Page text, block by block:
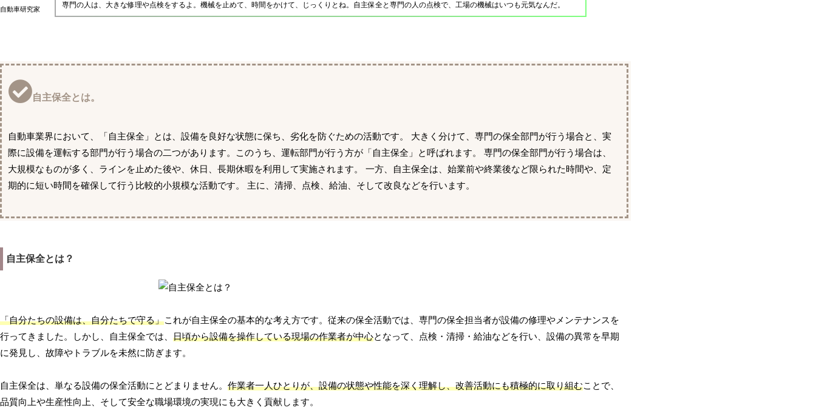
自動車研究家 専門の人は、大きな修理や点検をするよ。機械を止めて、時間をかけて、じっくりとね。自主保全と専門の人の点検で、工場の機械はいつも元気なんだ。
自主保全とは。
自動車業界において、「自主保全」とは、設備を良好な状態に保ち、劣化を防ぐための活動です。 大きく分けて、専門の保全部門が行う場合と、実
際に設備を運転する部門が行う場合の二つがあります。このうち、運転部門が行う方が「自主保全」と呼ばれます。 専門の保全部門が行う場合は、
大規模なものが多く、ラインを止めた後や、休日、長期休暇を利用して実施されます。 一方、自主保全は、始業前や終業後など限られた時間や、定
期的に短い時間を確保して行う比較的小規模な活動です。 主に、清掃、点検、給油、そして改良などを行います。
自主保全とは？
「自分たちの設備は、自分たちで守る」これが自主保全の基本的な考え方です。従来の保全活動では、専門の保全担当者が設備の修理やメンテナンスを
行ってきました。しかし、自主保全では、 日頃から設備を操作している現場の作業者が中心となって、点検・清掃・給油などを行い、設備の異常を早期
に発見し、故障やトラブルを未然に防ぎます。
自主保全は、単なる設備の保全活動にとどまりません。 作業者一人ひとりが、設備の状態や性能を深く理解し、改善活動にも積極的に取り組むことで、
品質向上や生産性向上、そして安全な職場環境の実現にも大きく貢献します。